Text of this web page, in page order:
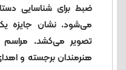
ضبط برای شناسایی
می‌شود. نشان جایزه
تصویر می‌کشد. مراسم
هنرمندان برجسته و